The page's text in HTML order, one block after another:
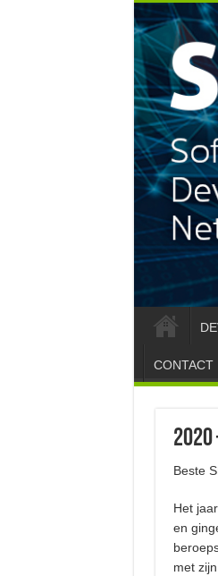
CONTACT
Beste
Het
en
met